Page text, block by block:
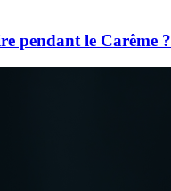
pendant le Carême ?